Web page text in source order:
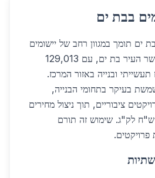
בבת ים
ים תומך במגוון רחב של יישומים
מקומיים ב-2026, כאשר העיר בת ים, עם 129,013
ובנייה באזור המרכז.
בעיקר בתחומי הבנייה,
ציבוריים, תוך ניצול מחירים
תחרותיים של 28-33 ש"ח לק"ג. שימוש זה תורם
פרויקטים.